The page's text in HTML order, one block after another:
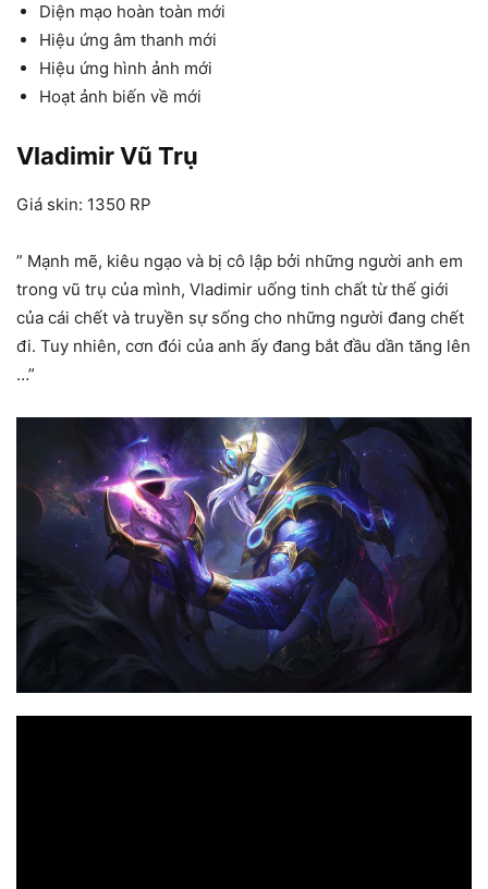
Diện mạo hoàn toàn mới
Hiệu ứng âm thanh mới
Hiệu ứng hình ảnh mới
Hoạt ảnh biến về mới
Vladimir Vũ Trụ
Giá skin: 1350 RP
” Mạnh mẽ, kiêu ngạo và bị cô lập bởi những người anh em
trong vũ trụ của mình, Vladimir uống tinh chất từ ​​thế giới
của cái chết và truyền sự sống cho những người đang chết
đi. Tuy nhiên, cơn đói của anh ấy đang bắt đầu dần tăng lên
…”